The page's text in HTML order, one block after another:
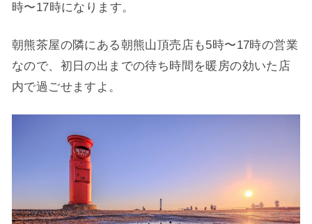
時〜17時になります。
朝熊茶屋の隣にある朝熊山頂売店も5時〜17時の営業
なので、初日の出までの待ち時間を暖房の効いた店
内で過ごせますよ。